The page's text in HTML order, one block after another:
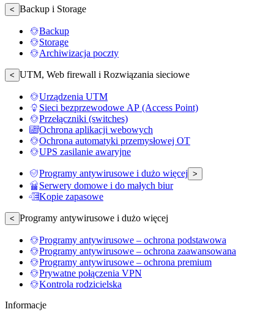
< Backup i Storage
Backup
Storage
Archiwizacja poczty
< UTM, Web firewall i Rozwiązania sieciowe
Urządzenia UTM
Sieci bezprzewodowe AP (Access Point)
Przełączniki (switches)
Ochrona aplikacji webowych
Ochrona automatyki przemysłowej OT
UPS zasilanie awaryjne
Programy antywirusowe i dużo więcej >
Serwery domowe i do małych biur
Kopie zapasowe
< Programy antywirusowe i dużo więcej
Programy antywirusowe – ochrona podstawowa
Programy antywirusowe – ochrona zaawansowana
Programy antywirusowe – ochrona premium
Prywatne połączenia VPN
Kontrola rodzicielska
Informacje